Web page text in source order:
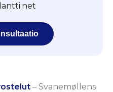
– Svanemøllens